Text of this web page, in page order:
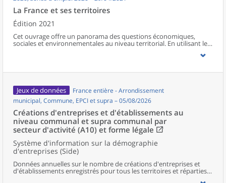
La France et ses territoires
Édition 2021
Cet ouvrage offre un panorama des questions économiques,
sociales et environnementales au niveau territorial. En utilisant les
disparités géographiques en France, sur les forces et faiblesses des
population.
Jeux de données
France entière - Arrondissement
municipal, Commune, EPCI et supra – 05/08/2026
Créations d'entreprises et d'établissements au
niveau communal et supra communal par
secteur d'activité (A10) et forme légale
Système d'information sur la démographie
d'entreprises (Side)
Données annuelles sur le nombre de créations d'entreprises et
d'établissements enregistrés pour tous les territoires et réparties
selon le secteur d’activité et la forme légale.